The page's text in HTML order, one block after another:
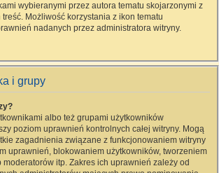
wybieranymi przez autora tematu skojarzonymi z
Możliwość korzystania z ikon tematu
nadanych przez administratora witryny.
i grupy
albo też grupami użytkowników
poziom uprawnień kontrolnych całej witryny. Mogą
zagadnienia związane z funkcjonowaniem witryny
uprawnień, blokowaniem użytkowników, tworzeniem
itp. Zakres ich uprawnień zależy od